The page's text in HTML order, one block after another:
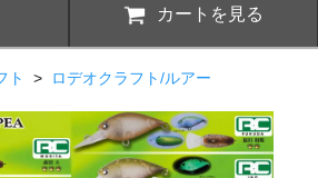
カートを見る
ト > ロデオクラフト/ルアー